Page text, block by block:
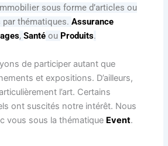
sous forme d’articles ou
par thématiques.Assurance
,Santé ou Produits.
de participer autant que
et expositions. D’ailleurs,
l’art. Certains
ont suscités notre intérêt. Nous
vous sous la thématique Event.